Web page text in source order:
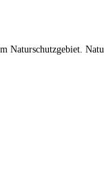
Naturschutzgebiet.